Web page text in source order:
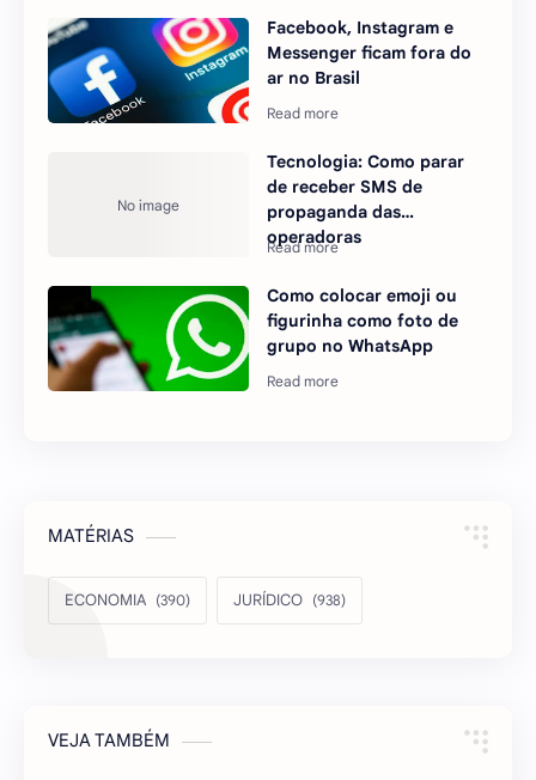
Facebook, Instagram e
Messenger ficam fora do
ar no Brasil
Tecnologia: Como parar
de receber SMS de
propaganda das
operadoras
Como colocar emoji ou
figurinha como foto de
grupo no WhatsApp
MATÉRIAS
ECONOMIA JURÍDICO
VEJA TAMBÉM